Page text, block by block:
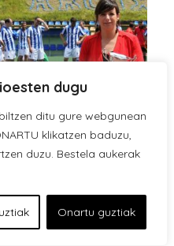
dugu
ditu gure webgunean
klikatzen baduzu,
duzu. Bestela aukerak
Onartu guztiak